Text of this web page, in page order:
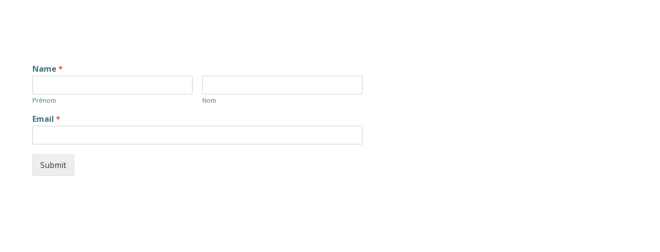
Name *
Prénom Nom
Email *
Submit